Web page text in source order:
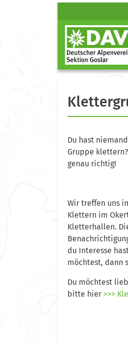
Du hast
Gruppe
genau richtig!
Wir treffen uns
Klettern im
Kletterhallen.
du Interesse
möchtest, dann
Du möchtest
bitte hier >>>